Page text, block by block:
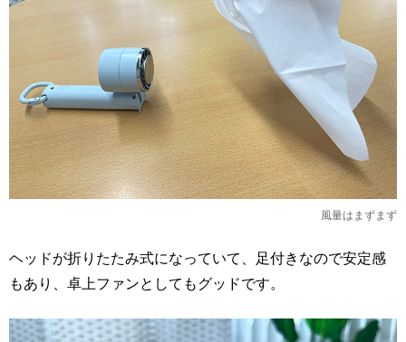
風量はまずまず
ヘッドが折りたたみ式になっていて、足付きなので安定感
もあり、卓上ファンとしてもグッドです。